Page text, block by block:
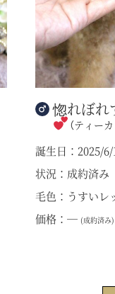
惚れぼれ
（ティーカ
誕生日：2025/6/
状況：成約済み
毛色：うすいレ
価格：― (成約済み)